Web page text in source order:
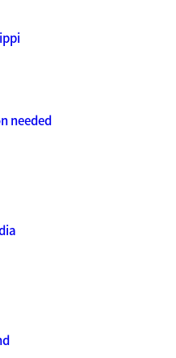
needed